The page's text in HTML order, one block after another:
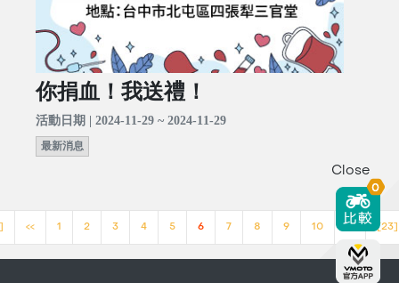
你捐血！我送禮！
活動日期 | 2024-11-29 ~ 2024-11-29
最新消息
<< 1 2 3 4 5 6 7 8 9 10 >> [23]
Close
0